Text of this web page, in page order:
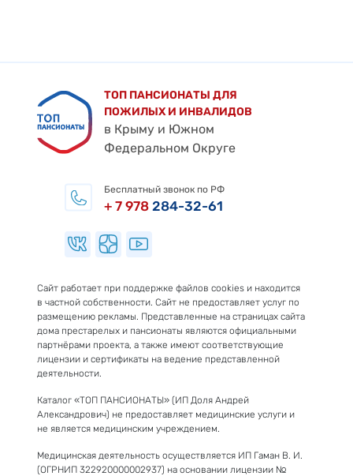
ТОП ПАНСИОНАТЫ ДЛЯ
ПОЖИЛЫХ И ИНВАЛИДОВ
в Крыму и Южном
Федеральном Округе
Бесплатный звонок по РФ
+ 7 978284-32-61
Сайт работает при поддержке файлов cookies и находится
в частной собственности. Сайт не предоставляет услуг по
размещению рекламы. Представленные на страницах сайта
дома престарелых и пансионаты являются официальными
партнёрами проекта, а также имеют соответствующие
лицензии и сертификаты на ведение представленной
деятельности.
Каталог «ТОП ПАНСИОНАТЫ» (ИП Доля Андрей
Александрович) не предоставляет медицинские услуги и
не является медицинским учреждением.
Медицинская деятельность осуществляется ИП Гаман В. И.
(ОГРНИП 322920000002937) на основании лицензии №